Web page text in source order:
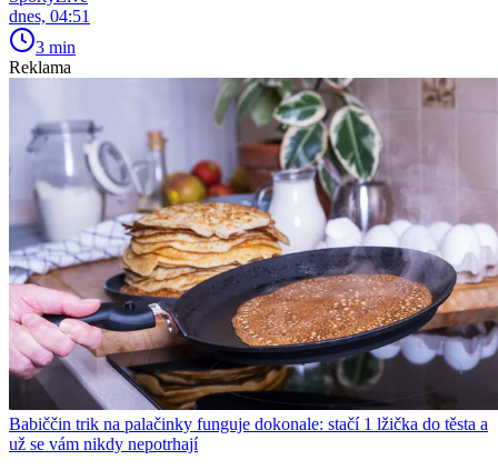
dnes, 04:51
3 min
Reklama
Babiččin trik na palačinky funguje dokonale: stačí 1 lžička do těsta a
už se vám nikdy nepotrhají